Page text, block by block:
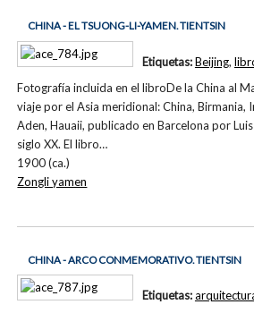
CHINA - EL TSUONG-LI-YAMEN. TIENTSIN
Fotografía incluida en el libroDe la China al
viaje por el Asia meridional: China, Birmania,
Aden, Hauaii, publicado en Barcelona por
siglo XX. El libro…
1900 (ca.)
Etiquetas:Beijing,
Zongli yamen
CHINA - ARCO CONMEMORATIVO. TIENTSIN
Etiquetas: